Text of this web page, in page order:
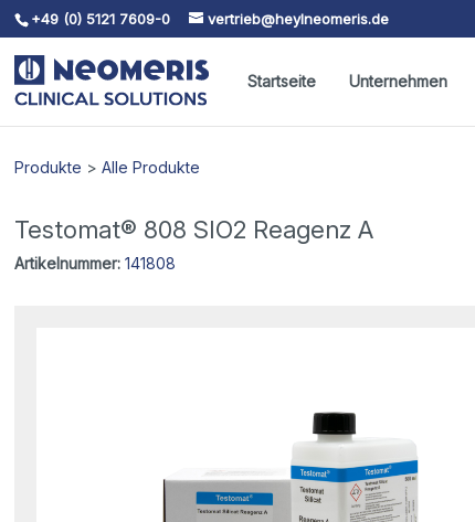
Skip To Content
+49 (0) 5121 7609-0 vertrieb@heylneomeris.de
Startseite Unternehmen
Produkte >Alle Produkte
Testomat® 808 SIO2 Reagenz A
Artikelnummer: 141808